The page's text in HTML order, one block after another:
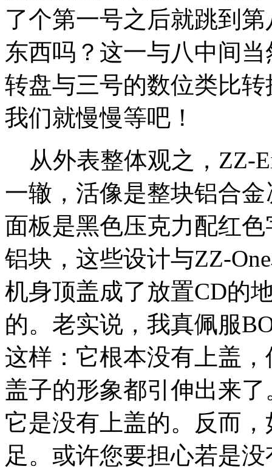
了个第一号之后就跳到
东西吗？这一与八中间
转盘与三号的数位类比
我们就慢慢等吧！
从外表整体观之，ZZ-
一辙，活像是整块铝合
面板是黑色压克力配红
铝块，这些设计与ZZ-
机身顶盖成了放置CD的
的。老实说，我真佩服
这样：它根本没有上盖
盖子的形象都引伸出来
它是没有上盖的。反而
足。或许您要担心若是